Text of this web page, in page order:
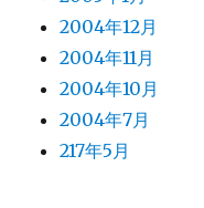
2004年12月
2004年11月
2004年10月
2004年7月
217年5月